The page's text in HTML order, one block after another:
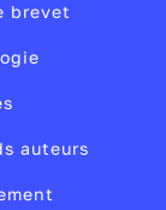
brevet
auteurs